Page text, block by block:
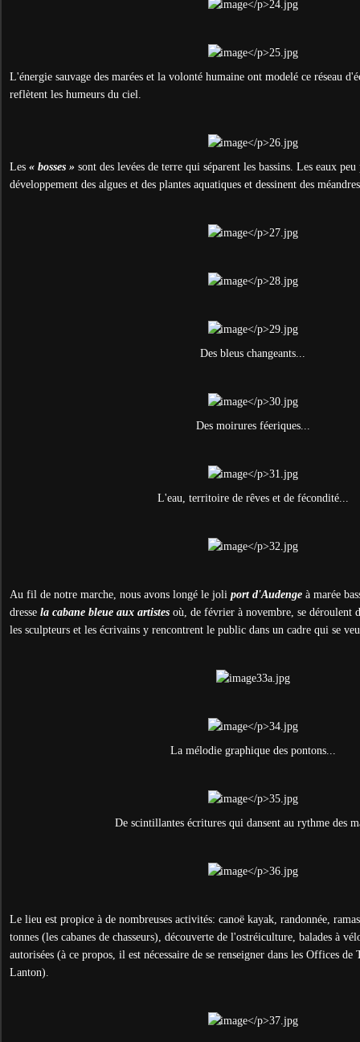
L'énergie sauvage des marées et la volonté humaine ont modelé ce réseau
reflètent les humeurs du ciel.
Les « bosses » sont des levées de terre qui séparent les bassins. Les eaux
développement des algues et des plantes aquatiques et dessinent des
Des bleus changeants...
Des moirures féeriques...
L'eau, territoire de rêves et de fécondité...
Au fil de notre marche, nous avons longé le joli port d'Audenge à marée
dresse la cabane bleue aux artistes où, de février à novembre, se déroulent
les sculpteurs et les écrivains y rencontrent le public dans un cadre qui se
La mélodie graphique des pontons...
De scintillantes écritures qui dansent au rythme des
Le lieu est propice à de nombreuses activités: canoë kayak, randonnée,
tonnes (les cabanes de chasseurs), découverte de l'ostréiculture, balades à
autorisées (à ce propos, il est nécessaire de se renseigner dans les Offices
Lanton).